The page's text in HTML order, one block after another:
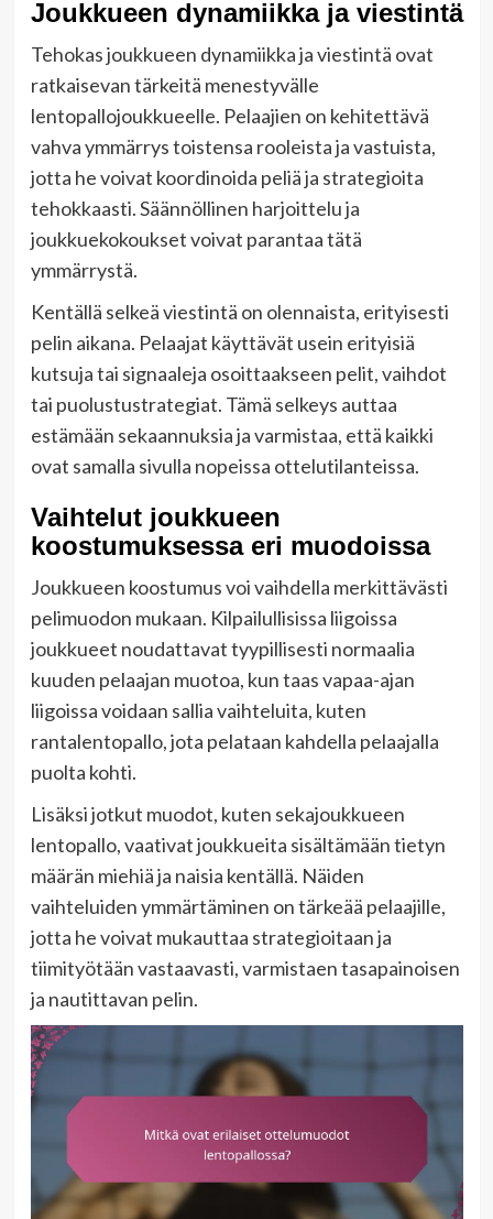
Joukkueen dynamiikka ja viestintä
Tehokas joukkueen dynamiikka ja viestintä ovat
ratkaisevan tärkeitä menestyvälle
lentopallojoukkueelle. Pelaajien on kehitettävä
vahva ymmärrys toistensa rooleista ja vastuista,
jotta he voivat koordinoida peliä ja strategioita
tehokkaasti. Säännöllinen harjoittelu ja
joukkuekokoukset voivat parantaa tätä
ymmärrystä.
Kentällä selkeä viestintä on olennaista, erityisesti
pelin aikana. Pelaajat käyttävät usein erityisiä
kutsuja tai signaaleja osoittaakseen pelit, vaihdot
tai puolustustrategiat. Tämä selkeys auttaa
estämään sekaannuksia ja varmistaa, että kaikki
ovat samalla sivulla nopeissa ottelutilanteissa.
Vaihtelut joukkueen
koostumuksessa eri muodoissa
Joukkueen koostumus voi vaihdella merkittävästi
pelimuodon mukaan. Kilpailullisissa liigoissa
joukkueet noudattavat tyypillisesti normaalia
kuuden pelaajan muotoa, kun taas vapaa-ajan
liigoissa voidaan sallia vaihteluita, kuten
rantalentopallo, jota pelataan kahdella pelaajalla
puolta kohti.
Lisäksi jotkut muodot, kuten sekajoukkueen
lentopallo, vaativat joukkueita sisältämään tietyn
määrän miehiä ja naisia kentällä. Näiden
vaihteluiden ymmärtäminen on tärkeää pelaajille,
jotta he voivat mukauttaa strategioitaan ja
tiimityötään vastaavasti, varmistaen tasapainoisen
ja nautittavan pelin.